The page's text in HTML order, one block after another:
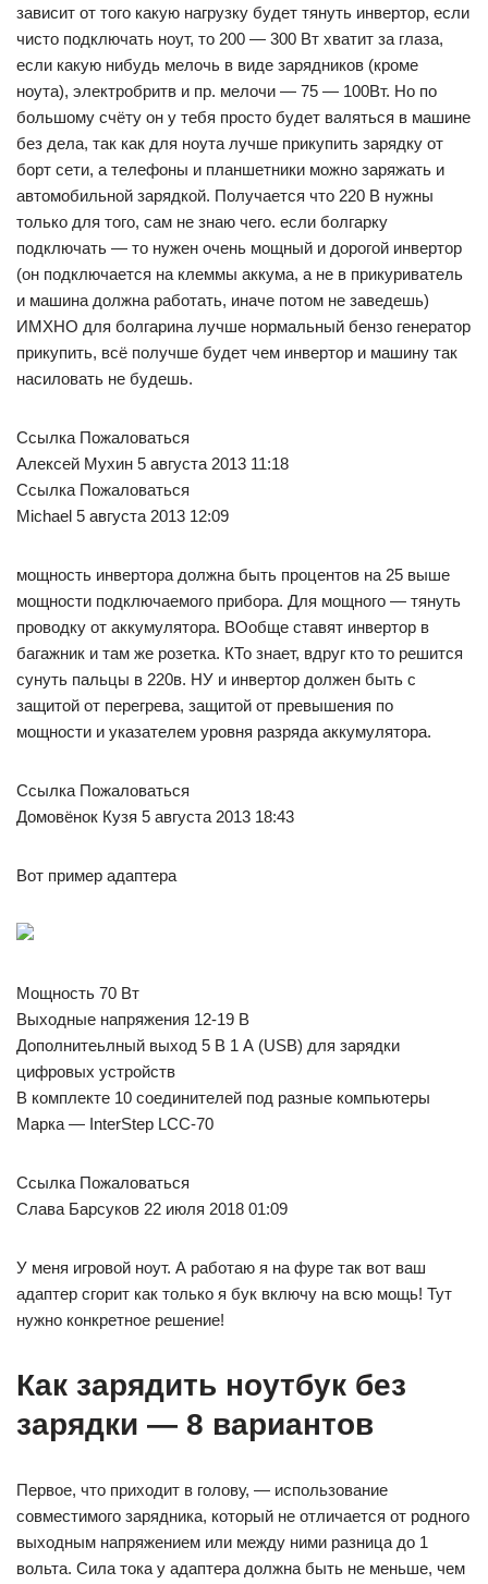
зависит от того какую нагрузку будет тянуть инвертор, если
чисто подключать ноут, то 200 — 300 Вт хватит за глаза,
если какую нибудь мелочь в виде зарядников (кроме
ноута), электробритв и пр. мелочи — 75 — 100Вт. Но по
большому счёту он у тебя просто будет валяться в машине
без дела, так как для ноута лучше прикупить зарядку от
борт сети, а телефоны и планшетники можно заряжать и
автомобильной зарядкой. Получается что 220 В нужны
только для того, сам не знаю чего. если болгарку
подключать — то нужен очень мощный и дорогой инвертор
(он подключается на клеммы аккума, а не в прикуриватель
и машина должна работать, иначе потом не заведешь)
ИМХНО для болгарина лучше нормальный бензо генератор
прикупить, всё получше будет чем инвертор и машину так
насиловать не будешь.
Ссылка Пожаловаться
Алексей Мухин 5 августа 2013 11:18
Ссылка Пожаловаться
Michael 5 августа 2013 12:09
мощность инвертора должна быть процентов на 25 выше
мощности подключаемого прибора. Для мощного — тянуть
проводку от аккумулятора. ВОобще ставят инвертор в
багажник и там же розетка. КТо знает, вдруг кто то решится
сунуть пальцы в 220в. НУ и инвертор должен быть с
защитой от перегрева, защитой от превышения по
мощности и указателем уровня разряда аккумулятора.
Ссылка Пожаловаться
Домовёнок Кузя 5 августа 2013 18:43
Вот пример адаптера
Мощность 70 Вт
Выходные напряжения 12-19 В
Дополнитеьлный выход 5 В 1 А (USB) для зарядки
цифровых устройств
В комплекте 10 соединителей под разные компьютеры
Марка — InterStep LCC-70
Ссылка Пожаловаться
Слава Барсуков 22 июля 2018 01:09
У меня игровой ноут. А работаю я на фуре так вот ваш
адаптер сгорит как только я бук включу на всю мощь! Тут
нужно конкретное решение!
Как зарядить ноутбук без
зарядки — 8 вариантов
Первое, что приходит в голову, — использование
совместимого зарядника, который не отличается от родного
выходным напряжением или между ними разница до 1
вольта. Сила тока у адаптера должна быть не меньше, чем